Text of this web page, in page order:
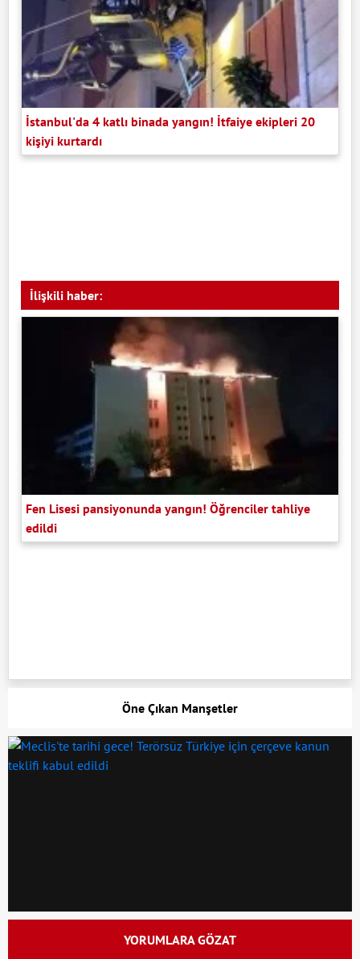
İstanbul'da 4 katlı binada yangın! İtfaiye ekipleri 20
kişiyi kurtardı
İlişkili haber:
Fen Lisesi pansiyonunda yangın! Öğrenciler tahliye
edildi
Öne Çıkan Manşetler
YORUMLARA GÖZAT